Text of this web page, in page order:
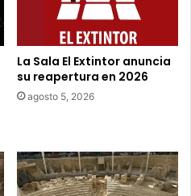
La Sala El Extintor anuncia
su reapertura en 2026
agosto 5, 2026